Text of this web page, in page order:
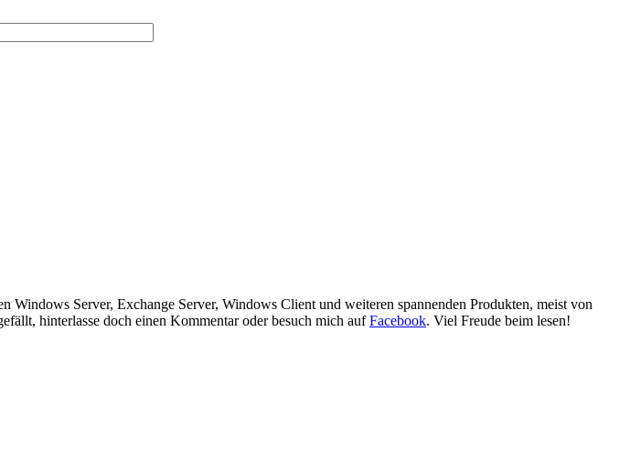
Server, Exchange Server, Windows Client und weiteren spannenden Produkten, meist von
hinterlasse doch einen Kommentar oder besuch mich aufFacebook. Viel Freude beim lesen!